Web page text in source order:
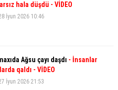
hala düşdü - VİDEO
İyun 2026 10:46
Ağsu çayı daşdı - İnsanlar
qaldı - VİDEO
İyun 2026 21:53